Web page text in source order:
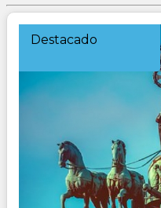
Destacado